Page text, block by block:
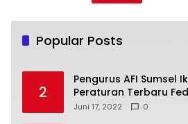
Popular Posts
2
Pengurus AFI Sumsel
Peraturan Terbaru
Internasional
Juni 17, 2022 0